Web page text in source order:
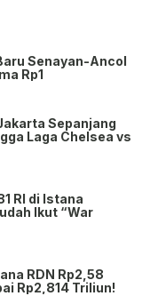
Senayan-Ancol
Rp1
Sepanjang
Laga Chelsea vs
RI di Istana
Ikut “War
RDN Rp2,58
Rp2,814 Triliun!